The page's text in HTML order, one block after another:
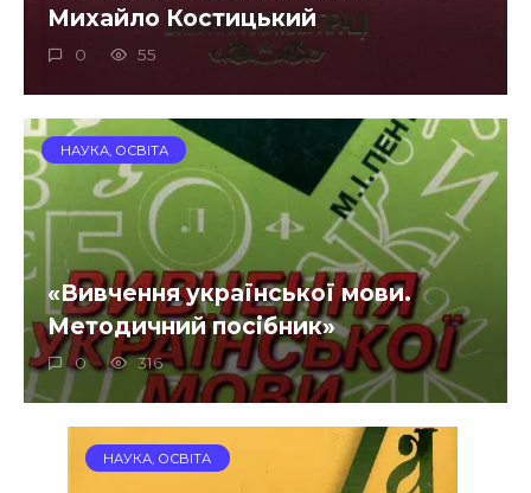
Михайло Костицький
0 55
НАУКА, ОСВІТА
«Вивчення української мови.
Методичний посібник»
0 316
НАУКА, ОСВІТА